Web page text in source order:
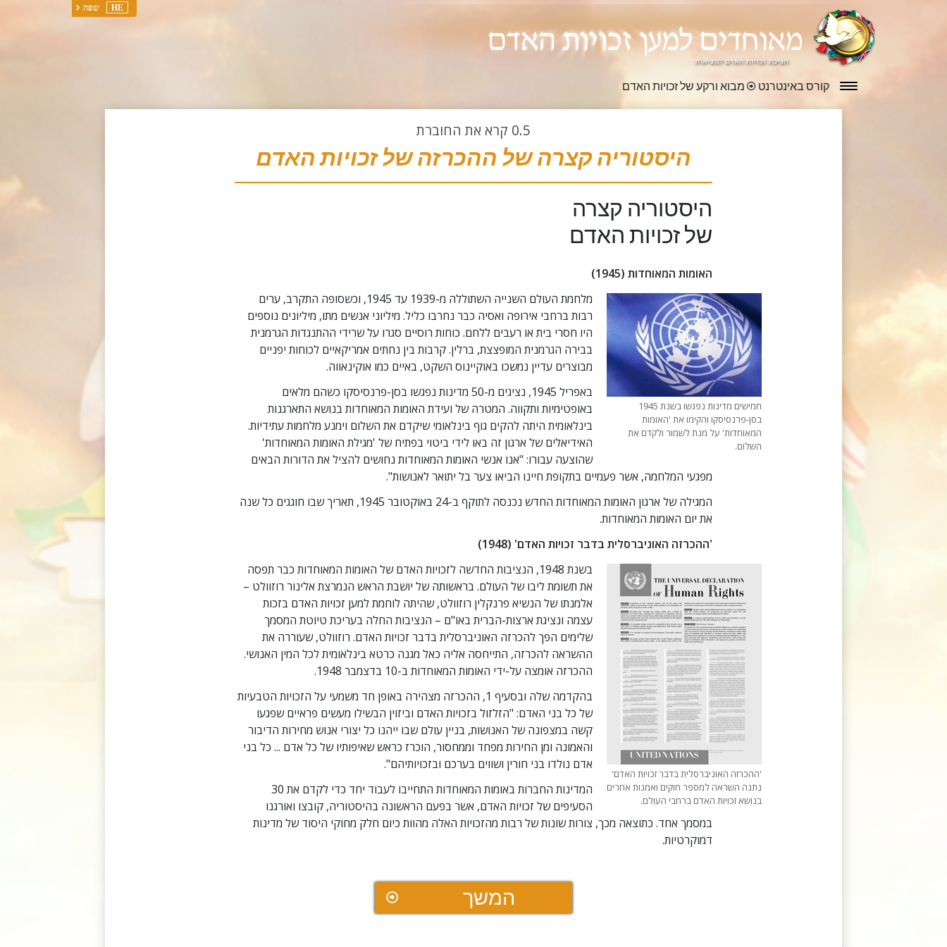
HE שפה
קורס באינטרנט מבוא ורקע של זכויות האדם
0.5 קרא את החוברת
היסטוריה קצרה של ההכרזהשל זכויות האדם
היסטוריה קצרה
של זכויות האדם
האומות המאוחדות (1945)
חמישים מדינות נפגשו בשנת 1945
בסן-פרנסיסקו והקימו את 'האומות
המאוחדות' על מנת לשמור ולקדם את
השלום.
מלחמת העולם השנייה השתוללה מ-1939 עד 1945, וכשסופה התקרב, ערים
רבות ברחבי אירופה ואסיה כבר נחרבו כליל. מיליוני אנשים מתו, מיליונים נוספים
היו חסרי בית או רעבים ללחם. כוחות רוסיים סגרו על שרידי ההתנגדות הגרמנית
בבירה הגרמנית המופצצת, ברלין. קרבות בין נחתים אמריקאיים לכוחות יפניים
מבוצרים עדיין נמשכו באוקיינוס השקט, באיים כמו אוקינאווה.
באפריל 1945, נציגים מ-50 מדינות נפגשו בסן-פרנסיסקו כשהם מלאים
באופטימיות ותקווה. המטרה של ועידת האומות המאוחדות בנושא התארגנות
בינלאומית היתה להקים גוף בינלאומי שיקדם את השלום וימנע מלחמות עתידיות.
האידיאלים של ארגון זה באו לידי ביטוי בפתיח של 'מגילת האומות המאוחדות'
שהוצעה עבורו: "אנו אנשי האומות המאוחדות נחושים להציל את הדורות הבאים
מפגעי המלחמה, אשר פעמיים בתקופת חיינו הביאו צער בל יתואר לאנושות".
המגילה של ארגון האומות המאוחדות החדש נכנסה לתוקף ב-24 באוקטובר 1945, תאריך שבו חוגגים כל שנה
את יום האומות המאוחדות.
'ההכרזה האוניברסלית בדבר זכויות האדם' (1948)
'ההכרזה האוניברסלית בדבר זכויות האדם'
נתנה השראה למספר חוקים ואמנות אחרים
בנושא זכויות האדם ברחבי העולם.
בשנת 1948, הנציבות החדשה לזכויות האדם של האומות המאוחדות כבר תפסה
את תשומת ליבו של העולם. בראשותה של יושבת הראש הנמרצת אלינור רוזוולט –
אלמנתו של הנשיא פרנקלין רוזוולט, שהיתה לוחמת למען זכויות האדם בזכות
עצמה ונציגת ארצות-הברית באו"ם – הנציבות החלה בעריכת טיוטת המסמך
שלימים הפך להכרזה האוניברסלית בדבר זכויות האדם. רוזוולט, שעוררה את
ההשראה להכרזה, התייחסה אליה כאל מגנה כרטא בינלאומית לכל המין האנושי.
ההכרזה אומצה על-ידי האומות המאוחדות ב-10 בדצמבר 1948.
בהקדמה שלה ובסעיף 1, ההכרזה מצהירה באופן חד משמעי על הזכויות הטבעיות
של כל בני האדם: "הזלזול בזכויות האדם וביזוין הבשילו מעשים פראיים שפגעו
קשה במצפונה של האנושות, בניין עולם שבו ייהנו כל יצורי אנוש מחירות הדיבור
והאמונה ומן החירות מפחד וממחסור, הוכרז כראש שאיפותיו של כל אדם ... כל בני
אדם נולדו בני חורין ושווים בערכם ובזכויותיהם".
המדינות החברות באומות המאוחדות התחייבו לעבוד יחד כדי לקדם את 30
הסעיפים של זכויות האדם, אשר בפעם הראשונה בהיסטוריה, קובצו ואורגנו
במסמך אחד. כתוצאה מכך, צורות שונות של רבות מהזכויות האלה מהוות כיום חלק מחוקי היסוד של מדינות
דמוקרטיות.
המשך